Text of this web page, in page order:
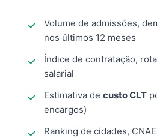
Volume de admissões,
nos últimos 12 meses
Índice de contratação,
salarial
Estimativa de custo CLT
encargos)
Ranking de cidades,